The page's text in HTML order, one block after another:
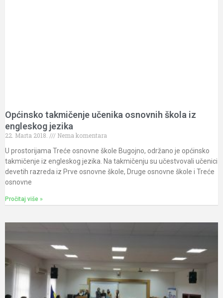
Općinsko takmičenje učenika osnovnih škola iz
engleskog jezika
22. Marta 2018.
Nema komentara
U prostorijama Treće osnovne škole Bugojno, održano je općinsko
takmičenje iz engleskog jezika. Na takmičenju su učestvovali učenici
devetih razreda iz Prve osnovne škole, Druge osnovne škole i Treće
osnovne
Pročitaj više »